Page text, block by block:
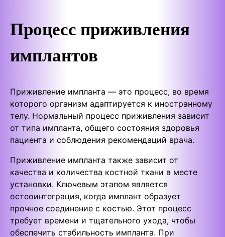
Процесс приживления
имплантов
Приживление импланта — это процесс, во время
которого организм адаптируется к иностранному
телу. Нормальный процесс приживления зависит
от типа импланта, общего состояния здоровья
пациента и соблюдения рекомендаций врача.
Приживление импланта также зависит от
качества и количества костной ткани в месте
установки. Ключевым этапом является
остеоинтеграция, когда имплант образует
прочное соединение с костью. Этот процесс
требует времени и тщательного ухода, чтобы
обеспечить стабильность импланта. При